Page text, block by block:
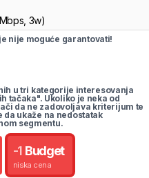
3w)
nije moguće garantovati!
u tri kategorije interesovanja
tačaka". Ukoliko je neka od
da ne zadovoljava kriterijum te
ukaže na nedostatak
segmentu.
-1 Budget
niska cena